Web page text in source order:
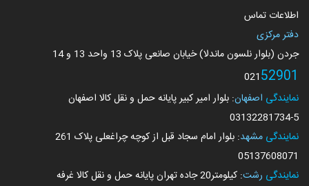
اطلاعات تماس
دفتر مرکزی
جردن (بلوار نلسون ماندلا) خیابان صانعی پلاک 13 واحد 13 و 14
02152901
نمایندگی اصفهان: بلوار امیر کبیر پایانه حمل و نقل کالا اصفهان
03132281734-5
نمایندگی مشهد: بلوار امام سجاد قبل از کوچه چراغعلی پلاک 261
05137608071
نمایندگی رشت: کیلومتر20 جاده تهران پایانه حمل و نقل کالا غرفه